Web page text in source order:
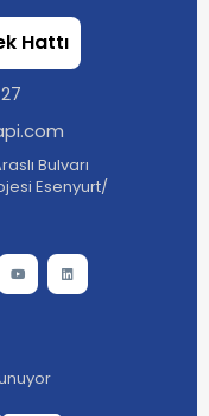
Hattı
Bulvarı
Esenyurt/